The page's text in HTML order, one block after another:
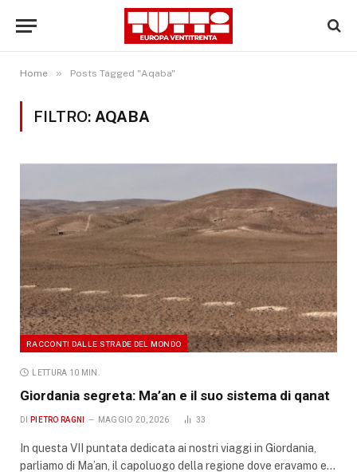
Home » Posts Tagged "Aqaba"
FILTRO: AQABA
RACCONTI DALLE STRADE DEL MONDO
LETTURA 10 MIN.
Giordania segreta: Ma’an e il suo sistema di qanat
DI PIETRO RAGNI MAGGIO 20, 2026 33
In questa VII puntata dedicata ai nostri viaggi in Giordania,
parliamo di Ma’an, il capoluogo della regione dove eravamo e…